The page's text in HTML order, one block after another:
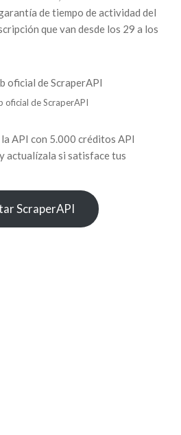
de tiempo de actividad del
que van desde los 29 a los
oficial de ScraperAPI
API con 5.000 créditos API
actualízala si satisface tus
ScraperAPI